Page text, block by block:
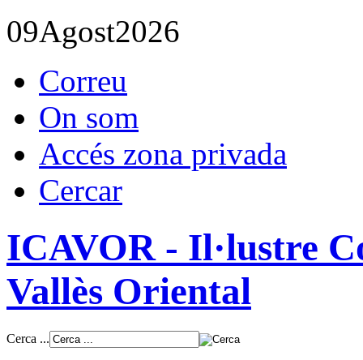
09Agost2026
Correu
On som
Accés zona privada
Cercar
ICAVOR - Il·lustre
Vallès Oriental
Cerca ...